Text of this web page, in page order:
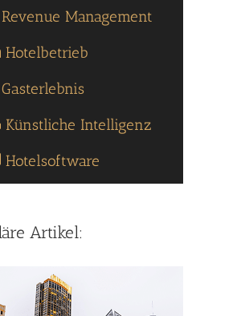
Revenue Management
Hotelbetrieb
Gasterlebnis
Künstliche Intelligenz
Hotelsoftware
Artikel: